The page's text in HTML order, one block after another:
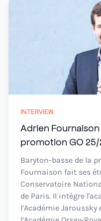
INTERVIEW
Adrien
promotion GO
Baryton-basse de la
Fournaison fait ses
Conservatoire
de Paris. Il intégre
l’Académie